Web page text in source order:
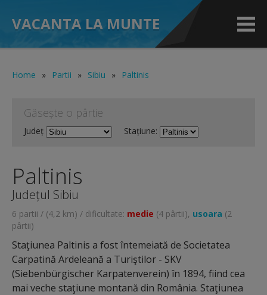
VACANTA LA MUNTE
Home » Partii » Sibiu » Paltinis
Găsește o pârtie
Județ Stațiune:
Paltinis
Județul Sibiu
6 partii / (4,2 km) / dificultate: medie (4 pârtii), usoara (2
pârtii)
Staţiunea Paltinis a fost întemeiată de Societatea
Carpatină Ardeleană a Turiştilor - SKV
(Siebenbürgischer Karpatenverein) în 1894, fiind cea
mai veche staţiune montană din România. Staţiunea